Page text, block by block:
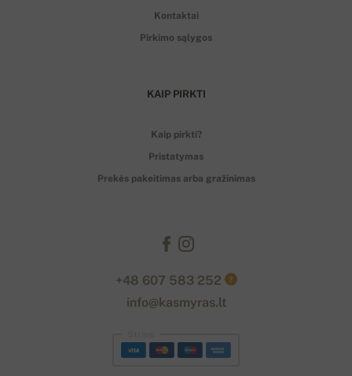
Kontaktai
Pirkimo sąlygos
KAIP PIRKTI
Kaip pirkti?
Pristatymas
Prekės pakeitimas arba gražinimas
+48 607 583 252 ?
info@kasmyras.lt